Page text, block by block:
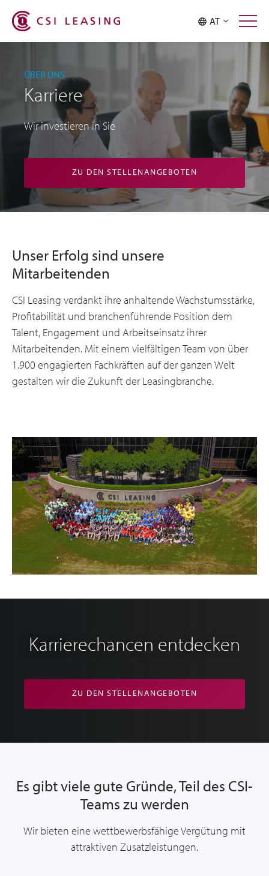
AT
ÜBER UNS
Karriere
Wir investieren in Sie
ZU DEN STELLENANGEBOTEN
Unser Erfolg sind unsere
Mitarbeitenden
CSI Leasing verdankt ihre anhaltende Wachstumsstärke,
Profitabilität und branchenführende Position dem
Talent, Engagement und Arbeitseinsatz ihrer
Mitarbeitenden. Mit einem vielfältigen Team von über
1.900 engagierten Fachkräften auf der ganzen Welt
gestalten wir die Zukunft der Leasingbranche.
Karrierechancen entdecken
ZU DEN STELLENANGEBOTEN
Es gibt viele gute Gründe, Teil des CSI-
Teams zu werden
Wir bieten eine wettbewerbsfähige Vergütung mit
attraktiven Zusatzleistungen.